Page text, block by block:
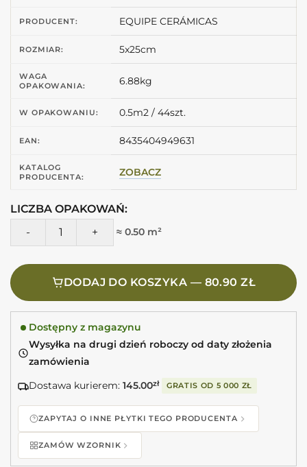
PRODUCENT: EQUIPE CERÁMICAS
ROZMIAR: 5x25cm
WAGA
OPAKOWANIA:
6.88kg
W OPAKOWANIU: 0.5m2 / 44szt.
EAN: 8435404949631
KATALOG
PRODUCENTA:
ZOBACZ
LICZBA OPAKOWAŃ:
ilość EQUIPE Lanse White 5X25 Białe cegiełki heksagon
≈ 0.50 m²
DODAJ DO KOSZYKA — 80.90 ZŁ
Dostępny z magazynu
Wysyłka na drugi dzień roboczy od daty złożenia
zamówienia
Dostawa kurierem: 145.00zł GRATIS OD 5 000 ZŁ
ZAPYTAJ O INNE PŁYTKI TEGO PRODUCENTA
ZAMÓW WZORNIK